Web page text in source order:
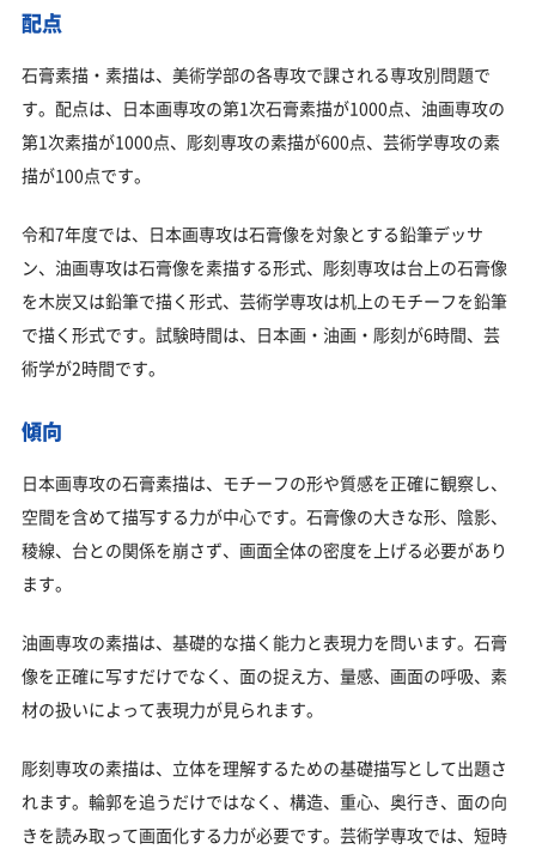
配点
石膏素描・素描は、美術学部の各専攻で課される専攻別問題で
す。配点は、日本画専攻の第1次石膏素描が1000点、油画専攻の
第1次素描が1000点、彫刻専攻の素描が600点、芸術学専攻の素
描が100点です。
令和7年度では、日本画専攻は石膏像を対象とする鉛筆デッサ
ン、油画専攻は石膏像を素描する形式、彫刻専攻は台上の石膏像
を木炭又は鉛筆で描く形式、芸術学専攻は机上のモチーフを鉛筆
で描く形式です。試験時間は、日本画・油画・彫刻が6時間、芸
術学が2時間です。
傾向
日本画専攻の石膏素描は、モチーフの形や質感を正確に観察し、
空間を含めて描写する力が中心です。石膏像の大きな形、陰影、
稜線、台との関係を崩さず、画面全体の密度を上げる必要があり
ます。
油画専攻の素描は、基礎的な描く能力と表現力を問います。石膏
像を正確に写すだけでなく、面の捉え方、量感、画面の呼吸、素
材の扱いによって表現力が見られます。
彫刻専攻の素描は、立体を理解するための基礎描写として出題さ
れます。輪郭を追うだけではなく、構造、重心、奥行き、面の向
きを読み取って画面化する力が必要です。芸術学専攻では、短時